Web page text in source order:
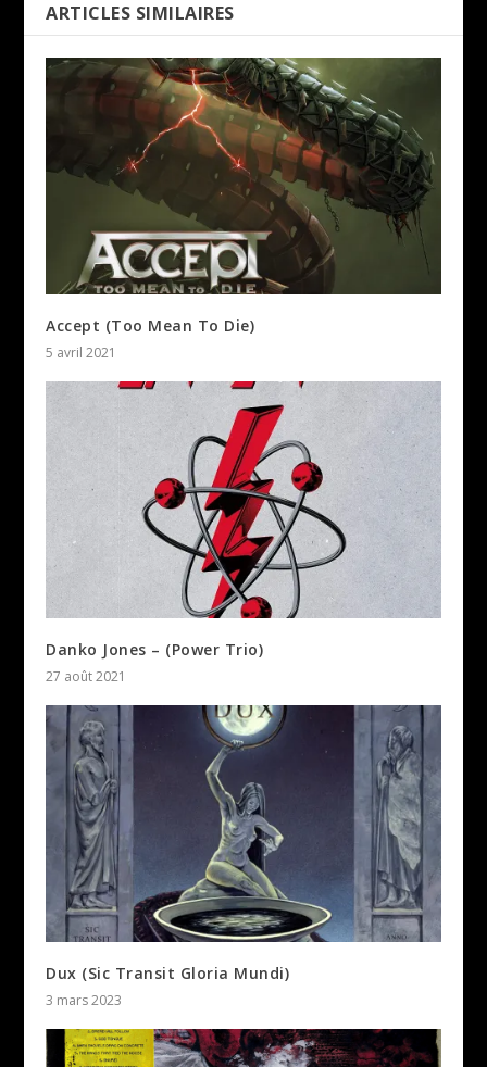
ARTICLES SIMILAIRES
Accept (Too Mean To Die)
5 avril 2021
Danko Jones – (Power Trio)
27 août 2021
Dux (Sic Transit Gloria Mundi)
3 mars 2023